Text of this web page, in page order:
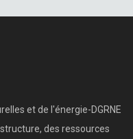
et de l'énergie-DGRNE
des ressources